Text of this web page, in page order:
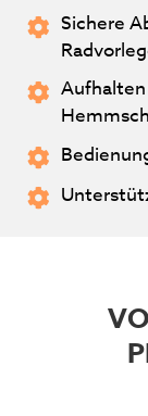
Sichere